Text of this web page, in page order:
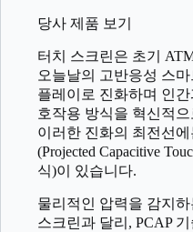
당사 제품 보기
터치 스크린은 초기
오늘날의 고반응성 스
플레이로 진화하며 인
호작용 방식을 혁신적
이러한 진화의 최전선에
(Projected Capacitive
식)이 있습니다.
물리적인 압력을 감지하
스크린과 달리, PCAP